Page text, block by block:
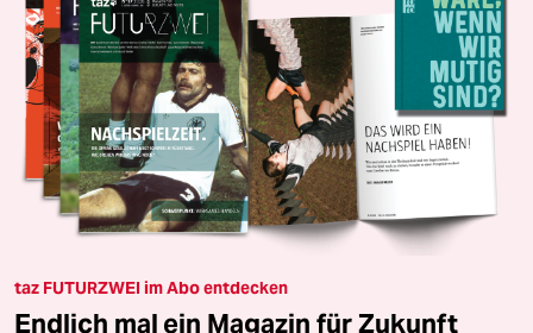
taz FUTURZWEI im Abo entdecken
Endlich mal ein Magazin für Zukunft